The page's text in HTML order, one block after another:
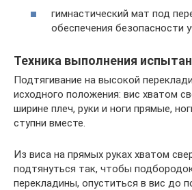
гимнастический мат под
обеспечения безопасности
Техника выполнения
Подтягивание на высокой
исходного положения: вис хватом
ширине плеч, руки и ноги прямые,
ступни вместе.
Из виса на прямых руках хватом
подтянуться так, чтобы
перекладины, опуститься в вис до